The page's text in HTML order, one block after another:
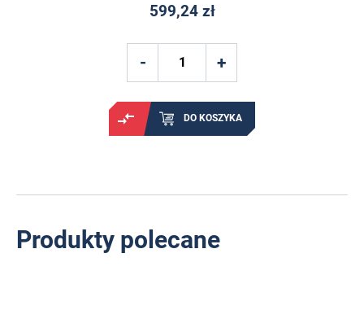
599,24 zł
DO KOSZYKA
Produkty polecane